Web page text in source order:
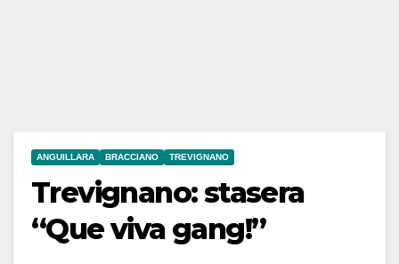
ANGUILLARA BRACCIANO TREVIGNANO
Trevignano: stasera
“Que viva gang!”